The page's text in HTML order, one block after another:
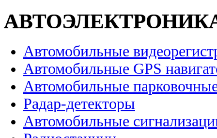
Автомобильные
Автомобильные GPS
Автомобильные
Радар-детекторы
Автомобильные